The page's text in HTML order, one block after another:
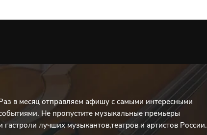
в месяц отправляем афишу с самыми интересными
Не пропустите музыкальные премьеры
гастроли лучших музыкантов,театров и артистов России.